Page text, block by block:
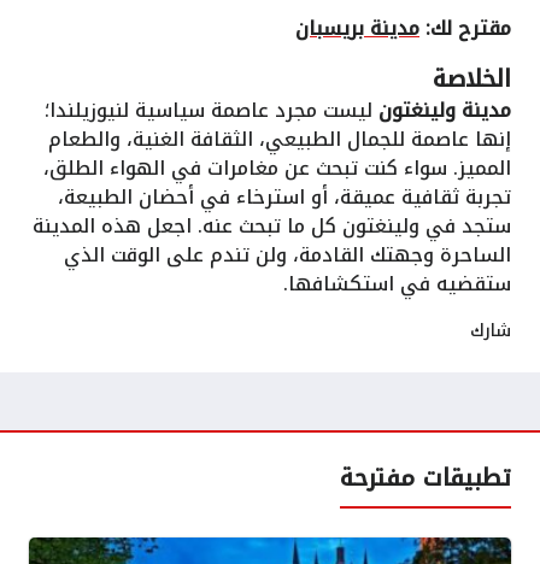
مقترح لك:مدينة بريسبان
الخلاصة
مدينة ولينغتون ليست مجرد عاصمة سياسية لنيوزيلندا؛
إنها عاصمة للجمال الطبيعي، الثقافة الغنية، والطعام
المميز. سواء كنت تبحث عن مغامرات في الهواء الطلق،
تجربة ثقافية عميقة، أو استرخاء في أحضان الطبيعة،
ستجد في ولينغتون كل ما تبحث عنه. اجعل هذه المدينة
الساحرة وجهتك القادمة، ولن تندم على الوقت الذي
ستقضيه في استكشافها.
شارك
تطبيقات مفترحة